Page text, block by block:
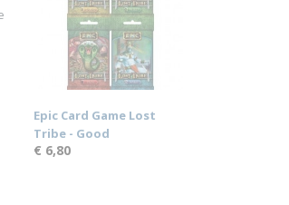
Epic Card Game Lost
Tribe - Good
€ 6,80